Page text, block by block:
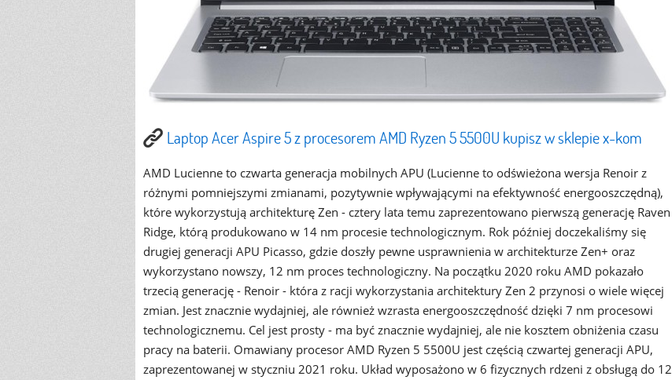
Laptop Acer Aspire 5 z procesorem AMD Ryzen 5 5500U kupisz w sklepie x-kom
AMD Lucienne to czwarta generacja mobilnych APU (Lucienne to odświeżona wersja Renoir z
różnymi pomniejszymi zmianami, pozytywnie wpływającymi na efektywność energooszczędną),
które wykorzystują architekturę Zen - cztery lata temu zaprezentowano pierwszą generację Raven
Ridge, którą produkowano w 14 nm procesie technologicznym. Rok później doczekaliśmy się
drugiej generacji APU Picasso, gdzie doszły pewne usprawnienia w architekturze Zen+ oraz
wykorzystano nowszy, 12 nm proces technologiczny. Na początku 2020 roku AMD pokazało
trzecią generację - Renoir - która z racji wykorzystania architektury Zen 2 przynosi o wiele więcej
zmian. Jest znacznie wydajniej, ale również wzrasta energooszczędność dzięki 7 nm procesowi
technologicznemu. Cel jest prosty - ma być znacznie wydajniej, ale nie kosztem obniżenia czasu
pracy na baterii. Omawiany procesor AMD Ryzen 5 5500U jest częścią czwartej generacji APU,
zaprezentowanej w styczniu 2021 roku. Układ wyposażono w 6 fizycznych rdzeni z obsługą do 12